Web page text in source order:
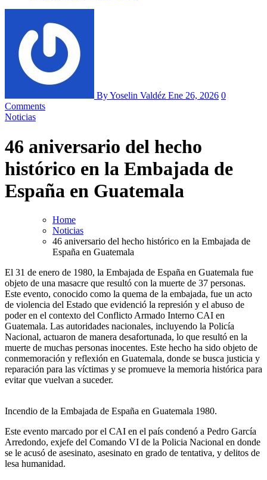
By Yoselin Valdéz Ene 26, 2026 0
Comments
Noticias
46 aniversario del hecho
histórico en la Embajada de
España en Guatemala
Home
Noticias
46 aniversario del hecho histórico en la Embajada de
España en Guatemala
El 31 de enero de 1980, la Embajada de España en Guatemala fue
objeto de una masacre que resultó con la muerte de 37 personas.
Este evento, conocido como la quema de la embajada, fue un acto
de violencia del Estado que evidenció la represión y el abuso de
poder en el contexto del Conflicto Armado Interno CAI en
Guatemala. Las autoridades nacionales, incluyendo la Policía
Nacional, actuaron de manera desafortunada, lo que resultó en la
muerte de muchas personas inocentes. Este hecho ha sido objeto de
conmemoración y reflexión en Guatemala, donde se busca justicia y
reparación para las víctimas y se promueve la memoria histórica para
evitar que vuelvan a suceder.
Incendio de la Embajada de España en Guatemala 1980.
Este evento marcado por el CAI en el país condenó a Pedro García
Arredondo, exjefe del Comando VI de la Policia Nacional en donde
se le acusó de asesinato, asesinato en grado de tentativa, y delitos de
lesa humanidad.